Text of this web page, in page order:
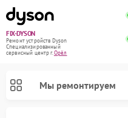
FIX-DYSON
Ремонт устройств Dyson
Специализированный
cервисный центр г.Орёл
Мы ремонтируем